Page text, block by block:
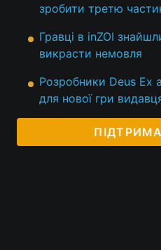
зробити третю
Гравці в inZOI
викрасти немовля
Розробники Deus Ex
для нової гри